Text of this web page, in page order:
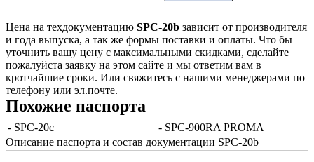
Цена на техдокументацию SPC-20b зависит от производителя
и года выпуска, а так же формы поставки и оплаты. Что бы
уточнить вашу цену с максимальными скидками, сделайте
пожалуйста заявку на этом сайте и мы ответим вам в
кротчайшие сроки. Или свяжитесь с нашими менеджерами по
телефону или эл.почте.
Похожие паспорта
- SPC-20c
- SPC-900RA PROMA
Описание паспорта и состав документации SPC-20b